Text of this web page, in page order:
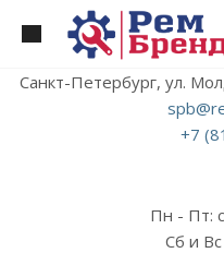
Санкт-Петербург, ул.
+7
Пн - Пт:
Сб и